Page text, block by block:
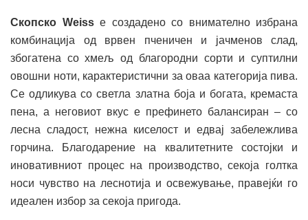
Скопско Weissе создадено со внимателно избрана
комбинација од врвен пченичен и јачменов слад,
збогатена со хмељ од благородни сорти и суптилни
овошни ноти, карактеристични за оваа категорија пива.
Се одликува со светла златна боја и богата, кремаста
пена, а неговиот вкус е префинето балансиран – со
лесна сладост, нежна киселост и едвај забележлива
горчина. Благодарение на квалитетните состојки и
иновативниот процес на производство, секоја голтка
носи чувство на леснотија и освежување, правејќи го
идеален избор за секоја пригода.